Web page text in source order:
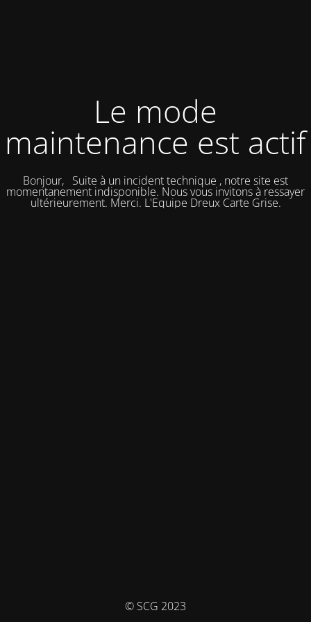
Le mode
maintenance est actif
Bonjour, Suite à un incident technique , notre site est
momentanement indisponible. Nous vous invitons à ressayer
ultérieurement. Merci. L'Equipe Dreux Carte Grise.
© SCG 2023